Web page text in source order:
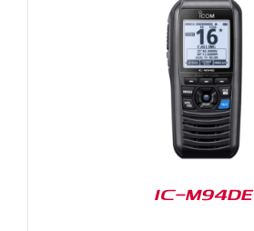
IC-M94DE